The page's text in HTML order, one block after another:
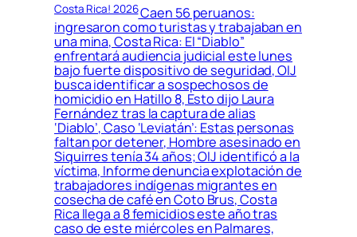
Costa Rica! 2026Caen 56 peruanos:
ingresaron como turistas y trabajaban en
una mina, Costa Rica: El “Diablo”
enfrentará audiencia judicial este lunes
bajo fuerte dispositivo de seguridad, OIJ
busca identificar a sospechosos de
homicidio en Hatillo 8, Esto dijo Laura
Fernández tras la captura de alias
‘Diablo’, Caso ‘Leviatán’: Estas personas
faltan por detener, Hombre asesinado en
Siquirres tenía 34 años; OIJ identificó a la
víctima, Informe denuncia explotación de
trabajadores indígenas migrantes en
cosecha de café en Coto Brus, Costa
Rica llega a 8 femicidios este año tras
caso de este miércoles en Palmares,